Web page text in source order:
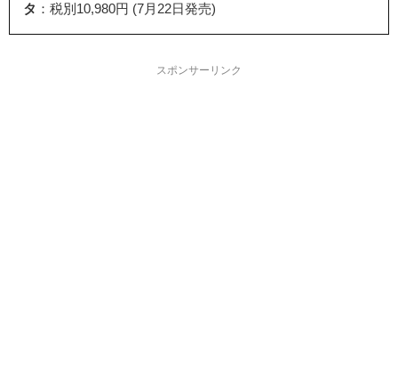
タ ：税別10,980円 (7月22日発売)
スポンサーリンク